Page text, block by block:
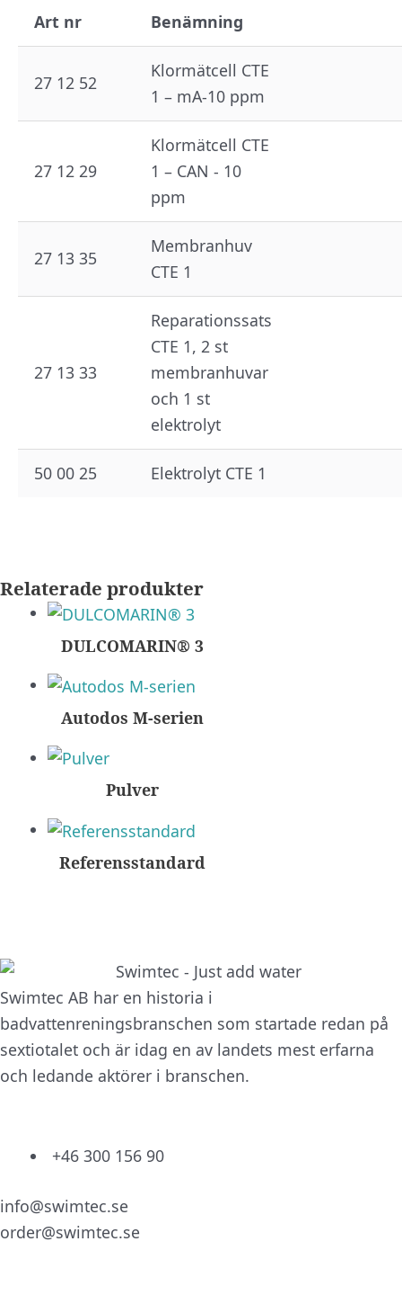
Art nr Benämning
27 12 52
Klormätcell CTE
1 – mA-10 ppm
27 12 29
Klormätcell CTE
1 – CAN - 10
ppm
27 13 35
Membranhuv
CTE 1
27 13 33
Reparationssats
CTE 1, 2 st
membranhuvar
och 1 st
elektrolyt
50 00 25 Elektrolyt CTE 1
Relaterade produkter
DULCOMARIN® 3
Autodos M-serien
Pulver
Referensstandard
Swimtec AB har en historia i
badvattenreningsbranschen som startade redan på
sextiotalet och är idag en av landets mest erfarna
och ledande aktörer i branschen.
+46 300 156 90
info@swimtec.se
order@swimtec.se